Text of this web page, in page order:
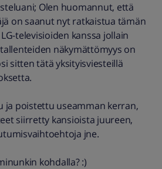
Olen huomannut, että
on saanut nyt ratkaistua tämän
televisioiden kanssa jollain
näkymättömyys on
sitten tätä yksityisviesteillä
ja poistettu useamman kerran,
siirretty kansioista juureen,
jne.
kohdalla? :)